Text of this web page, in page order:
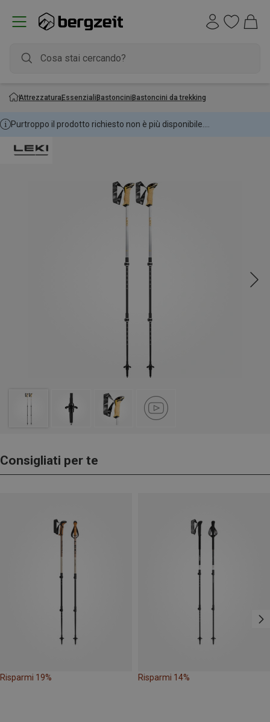
AttrezzaturaEssenzialiBastonciniBastoncini da trekking
Purtroppo il prodotto richiesto non è più disponibile....
Consigliati per te
Risparmi 19% Risparmi 14%